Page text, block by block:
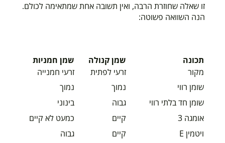
זו שאלה שחוזרת הרבה, ואין תשובה אחת שמתאימה לכולם.
הנה השוואה פשוטה:
תכונה שמן קנולה
שמן חמניות
מקור
זרעי לפתית
זרעי חמנייה
שומן רווי
נמוך
נמוך
שומן חד בלתי רווי
גבוה
בינוני
אומגה 3
קיים
כמעט לא קיים
ויטמין E
קיים
גבוה